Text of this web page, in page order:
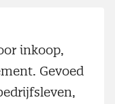
inkoop,
Gevoed